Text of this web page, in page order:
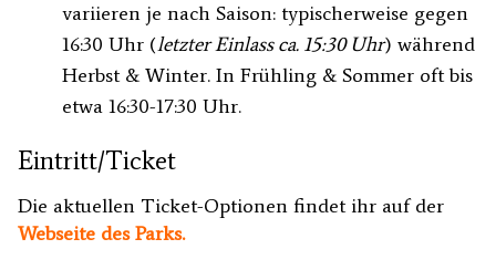
variieren je nach Saison: typischerweise gegen
16:30 Uhr (letzter Einlass ca. 15:30 Uhr) während
Herbst & Winter. In Frühling & Sommer oft bis
etwa 16:30-17:30 Uhr.
Eintritt/Ticket
Die aktuellen Ticket-Optionen findet ihr auf der
Webseite des Parks.